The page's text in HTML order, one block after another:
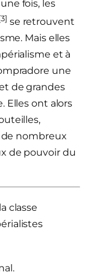
fois, les
se retrouvent
Mais elles
et à
une
de grandes
Elles ont alors
de nombreux
de pouvoir du
classe